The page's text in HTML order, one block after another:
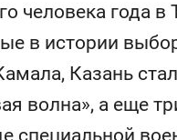
человека года
в истории
Казань
волна», а еще
специальной
оазис жилого
под Казанью